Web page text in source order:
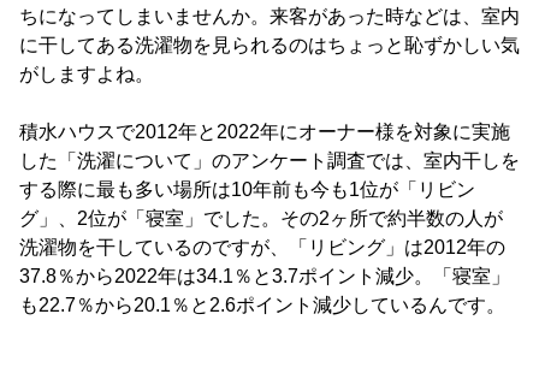
ちになってしまいませんか。来客があった時などは、室内
に干してある洗濯物を見られるのはちょっと恥ずかしい気
がしますよね。
積水ハウスで2012年と2022年にオーナー様を対象に実施
した「洗濯について」のアンケート調査では、室内干しを
する際に最も多い場所は10年前も今も1位が「リビン
グ」、2位が「寝室」でした。その2ヶ所で約半数の人が
洗濯物を干しているのですが、「リビング」は2012年の
37.8％から2022年は34.1％と3.7ポイント減少。「寝室」
も22.7％から20.1％と2.6ポイント減少しているんです。